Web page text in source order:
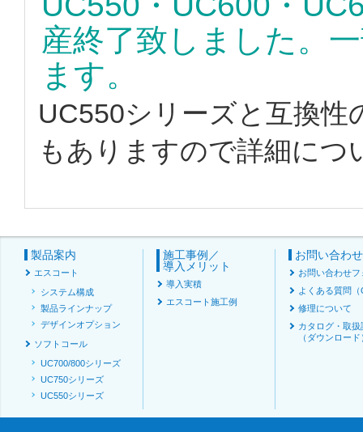
産終了致しました。
ます。
UC550シリーズと互換性
もありますので詳細に
製品案内
エスコート
システム構成
製品ラインナップ
デザインオプション
ソフトコール
UC700/800シリーズ
UC750シリーズ
UC550シリーズ
施工事例／
導入メリット
導入実積
エスコート施工例
お問い合わせ
お問い合わせフ
よくある質問（
修理について
カタログ・取扱
（ダウンロード